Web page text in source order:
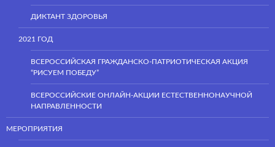
ДИКТАНТ ЗДОРОВЬЯ
2021 ГОД
ВСЕРОССИЙСКАЯ ГРАЖДАНСКО-ПАТРИОТИЧЕСКАЯ АКЦИЯ
“РИСУЕМ ПОБЕДУ”
ВСЕРОССИЙСКИЕ ОНЛАЙН-АКЦИИ ЕСТЕСТВЕННОНАУЧНОЙ
НАПРАВЛЕННОСТИ
МЕРОПРИЯТИЯ